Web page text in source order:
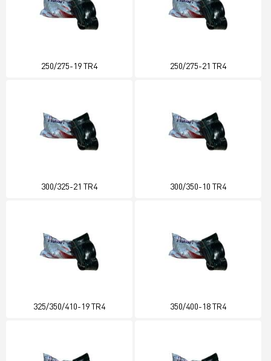
250/275-19 TR4 250/275-21 TR4
300/325-21 TR4 300/350-10 TR4
325/350/410-19 TR4 350/400-18 TR4